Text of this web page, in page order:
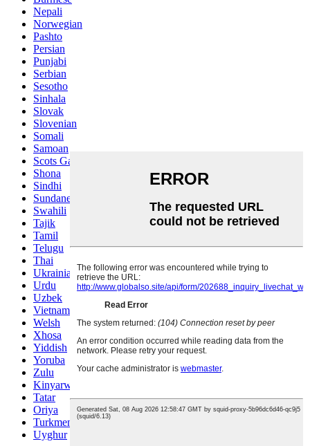
Nepali
Norwegian
Pashto
Persian
Punjabi
Serbian
Sesotho
Sinhala
Slovak
Slovenian
Somali
Samoan
Scots Gaelic
Shona
Sindhi
Sundanese
Swahili
Tajik
Tamil
Telugu
Thai
Ukrainian
Urdu
Uzbek
Vietnamese
Welsh
Xhosa
Yiddish
Yoruba
Zulu
Kinyarwanda
Tatar
Oriya
Turkmen
Uyghur